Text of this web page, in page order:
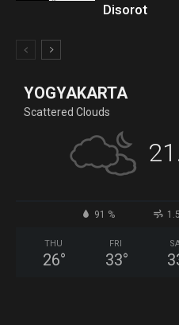
Disorot
YOGYAKARTA
Scattered Clouds
91 %
THU
26°
FRI
33°